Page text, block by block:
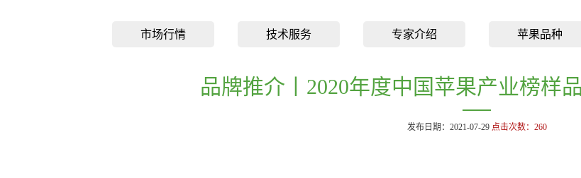
市场行情 技术服务 专家介绍 苹果品种
品牌推介丨2020年度中国苹果产业榜样
发布日期：2021-07-29 点击次数： 260